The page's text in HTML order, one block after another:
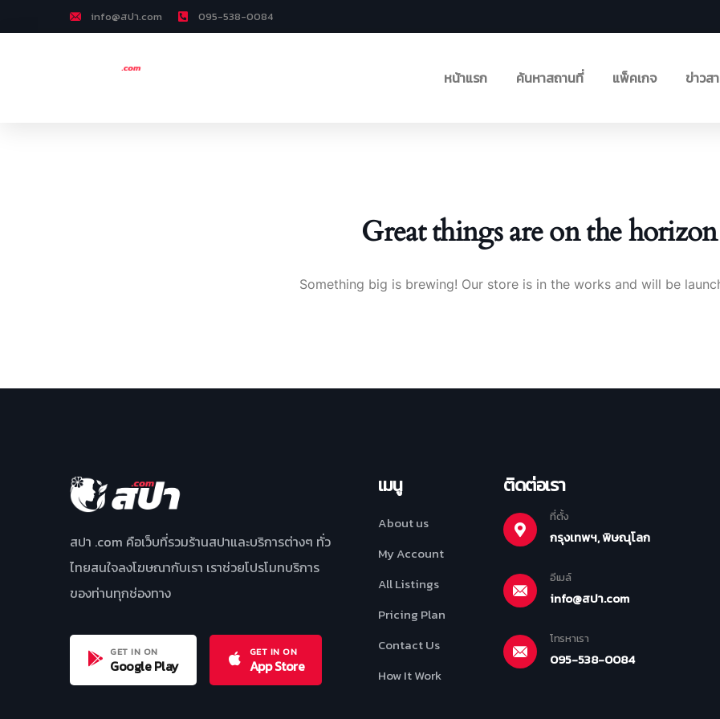
info@สปา.com 095-538-0084
หน้าแรก ค้นหาสถานที่ แพ็คเกจ ข่าวส
Great things are on the horizon
Something big is brewing! Our store is in the works and will be
สปา .com คือเว็บที่รวมร้านสปาและบริการต่างๆ ทั่ว
ไทยสนใจลงโฆษณากับเรา เราช่วยโปรโมทบริการ
ของท่านทุกช่องทาง
GET IN ON
Google Play
GET IN ON
App Store
เมนู
About us
My Account
All Listings
Pricing Plan
Contact Us
How It Work
ติดต่อเรา
ที่ตั้ง
กรุงเทพฯ, พิษณุโลก
อีเมล์
info@สปา.com
โทรหาเรา
095-538-0084